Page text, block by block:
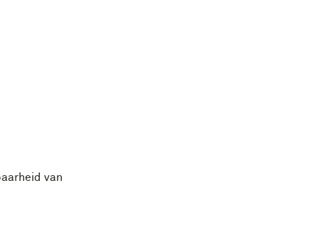
van